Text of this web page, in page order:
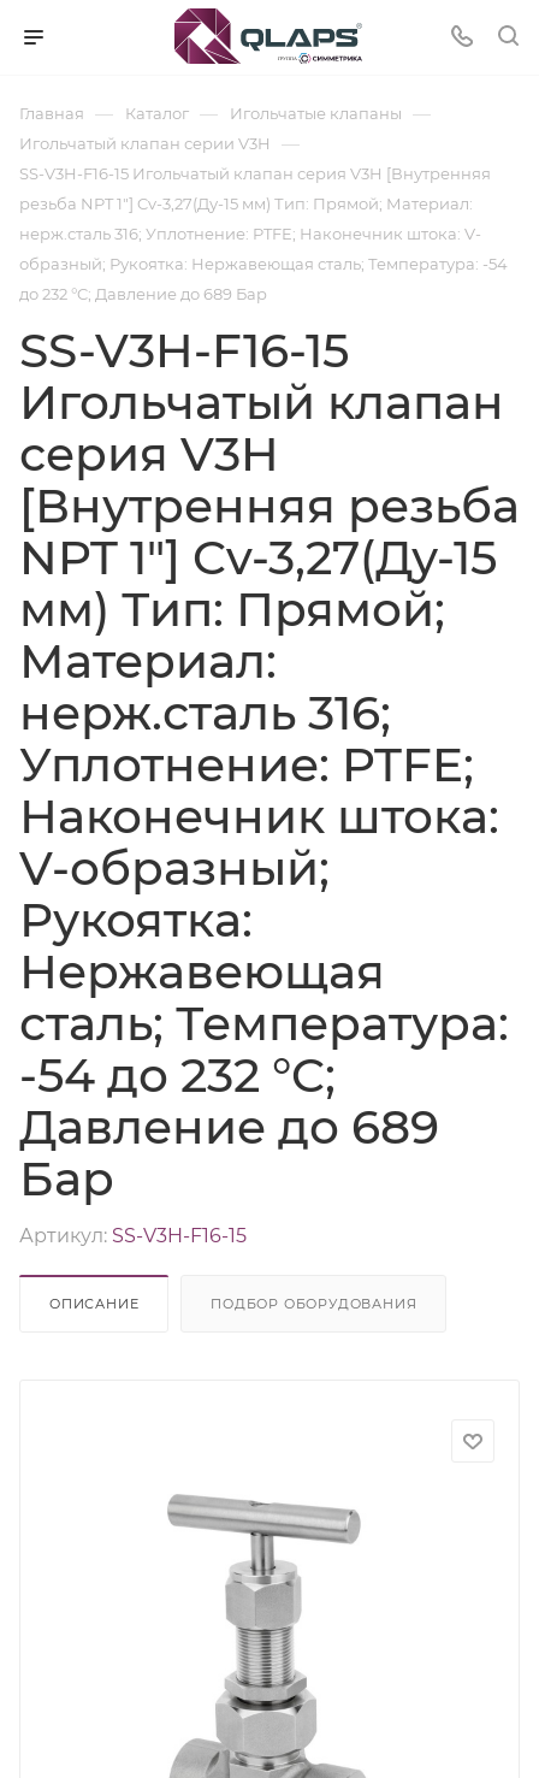
Главная — Каталог — Игольчатые клапаны —
Игольчатый клапан серии V3H —
SS-V3H-F16-15 Игольчатый клапан серия V3H [Внутренняя
резьба NPT 1"] Cv-3,27(Ду-15 мм) Тип: Прямой; Материал:
нерж.сталь 316; Уплотнение: PTFE; Наконечник штока: V-
образный; Рукоятка: Нержавеющая сталь; Температура: -54
до 232 °C; Давление до 689 Бар
SS-V3H-F16-15
Игольчатый клапан
серия V3H
[Внутренняя резьба
NPT 1"] Cv-3,27(Ду-15
мм) Тип: Прямой;
Материал:
нерж.сталь 316;
Уплотнение: PTFE;
Наконечник штока:
V-образный;
Рукоятка:
Нержавеющая
сталь; Температура:
-54 до 232 °C;
Давление до 689
Бар
Артикул: SS-V3H-F16-15
ОПИСАНИЕ ПОДБОР ОБОРУДОВАНИЯ